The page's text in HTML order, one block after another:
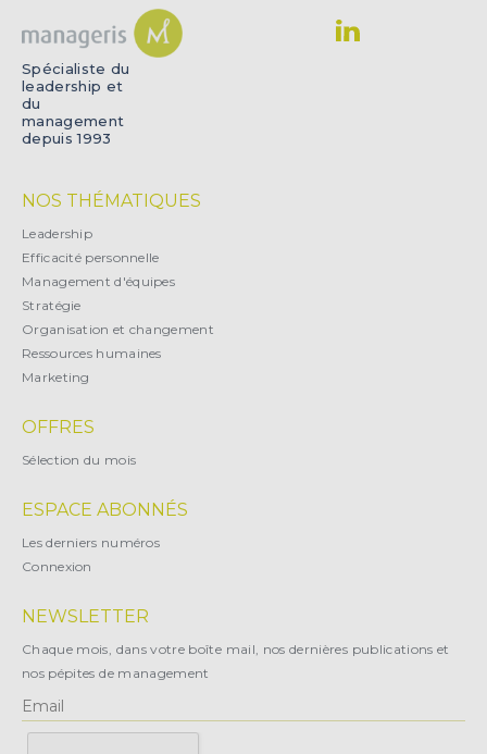
Spécialiste du
leadership et
du
management
depuis 1993
NOS THÉMATIQUES
Leadership
Efficacité personnelle
Management d'équipes
Stratégie
Organisation et changement
Ressources humaines
Marketing
OFFRES
Sélection du mois
ESPACE ABONNÉS
Les derniers numéros
Connexion
NEWSLETTER
Chaque mois, dans votre boîte mail, nos dernières publications et
nos pépites de management